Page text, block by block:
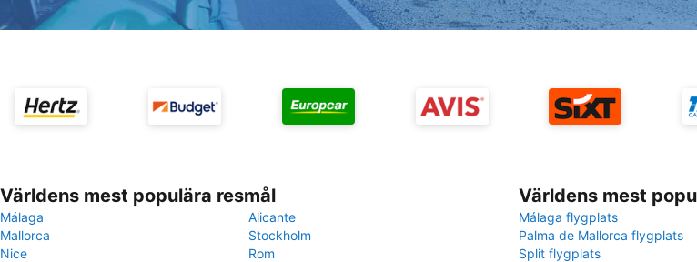
Världens mest populära resmål
Málaga
Alicante
Mallorca
Stockholm
Nice
Rom
Världens mest
Málaga flygplats
Palma de Mallorca flygplats
Split flygplats